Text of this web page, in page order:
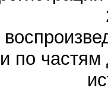
по частям